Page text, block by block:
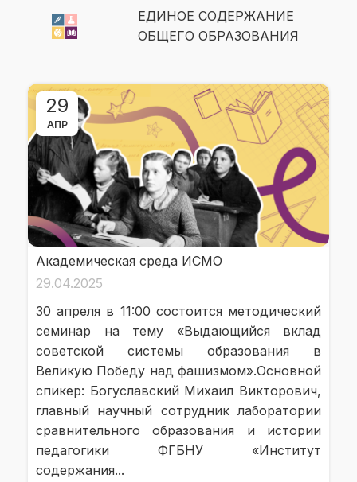
ЕДИНОЕ СОДЕРЖАНИЕ
ОБЩЕГО ОБРАЗОВАНИЯ
29
АПР
Академическая среда ИСМО
29.04.2025
30 апреля в 11:00 состоится методический
семинар на тему «Выдающийся вклад
советской системы образования в
Великую Победу над фашизмом».Основной
спикер: Богуславский Михаил Викторович,
главный научный сотрудник лаборатории
сравнительного образования и истории
педагогики ФГБНУ «Институт
содержания...